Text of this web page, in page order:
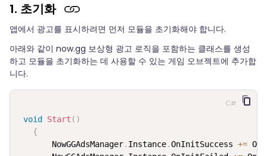
1. 초기화
앱에서 광고를 표시하려면 먼저 모듈을 초기화해야 합니다.
아래와 같이 now.gg 보상형 광고 로직을 포함하는 클래스를 생성
하고 모듈을 초기화하는 데 사용할 수 있는 게임 오브젝트에 추가합
니다.
void Start ( )
{
       NowGGAdsManager
. Instance.OnInitSuccess +=
C#